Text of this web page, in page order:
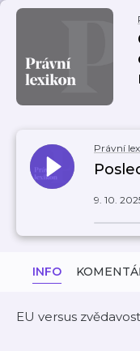
Právní
9. 10.
INFO
EU versus zvědavost